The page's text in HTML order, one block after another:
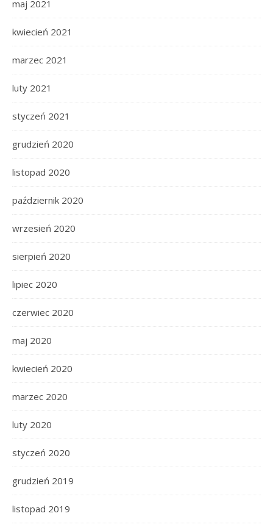
maj 2021
kwiecień 2021
marzec 2021
luty 2021
styczeń 2021
grudzień 2020
listopad 2020
październik 2020
wrzesień 2020
sierpień 2020
lipiec 2020
czerwiec 2020
maj 2020
kwiecień 2020
marzec 2020
luty 2020
styczeń 2020
grudzień 2019
listopad 2019